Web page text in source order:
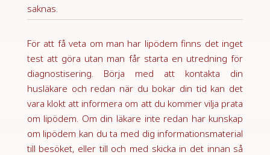
saknas.
För att få veta om man har lipödem finns det inget
test att göra utan man får starta en utredning för
diagnostisering. Börja med att kontakta din
husläkare och redan när du bokar din tid kan det
vara klokt att informera om att du kommer vilja prata
om lipödem. Om din läkare inte redan har kunskap
om lipödem kan du ta med dig informationsmaterial
till besöket, eller till och med skicka in det innan så